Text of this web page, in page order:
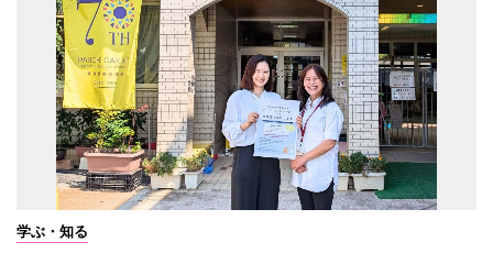
学ぶ・知る